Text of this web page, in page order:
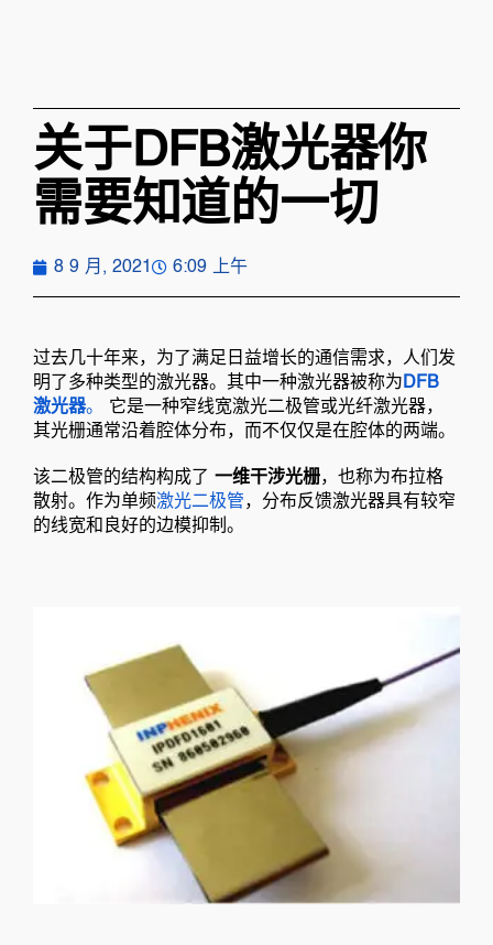
关于DFB激光器你
需要知道的一切
8 9 月, 2021 6:09 上午
过去几十年来，为了满足日益增长的通信需求，人们发
明了多种类型的激光器。其中一种激光器被称为 DFB
激光器。 它是一种窄线宽激光二极管或光纤激光器，
其光栅通常沿着腔体分布，而不仅仅是在腔体的两端。
该二极管的结构构成了 一维干涉光栅，也称为布拉格
散射。作为单频激光二极管，分布反馈激光器具有较窄
的线宽和良好的边模抑制。